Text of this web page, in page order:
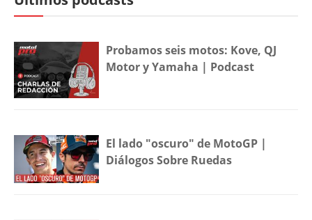
Probamos seis motos: Kove, QJ
Motor y Yamaha | Podcast
El lado "oscuro" de MotoGP |
Diálogos Sobre Ruedas